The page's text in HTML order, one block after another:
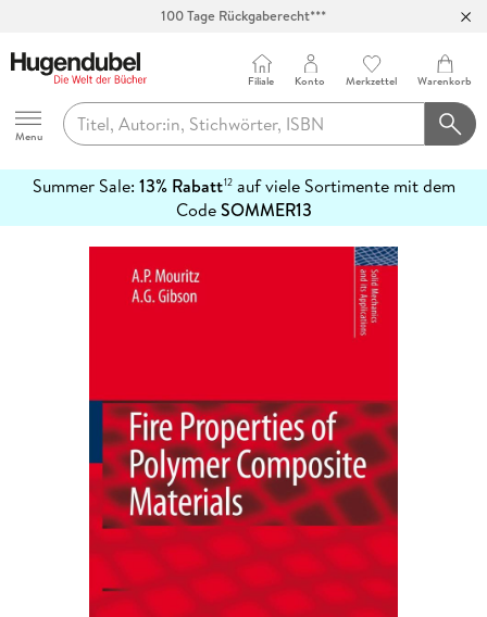
Abholung in über 100 Filialen
Hugendubel
Menu
Filiale Konto Merkzettel Warenkorb
Summer Sale: 13% Rabatt12auf viele Sortimente mit dem
CodeSOMMER13
erfahren